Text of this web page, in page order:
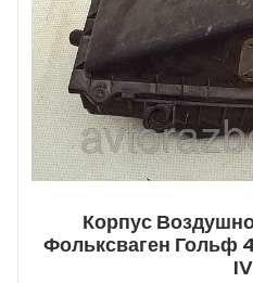
Корпус
Фольксваген Гольф
IV